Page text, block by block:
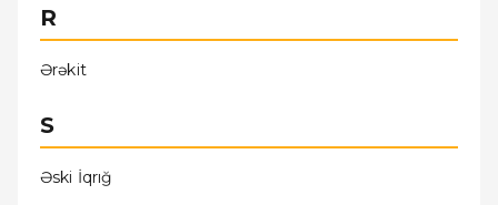
R
Ərǝkit
S
Əski İqrığ